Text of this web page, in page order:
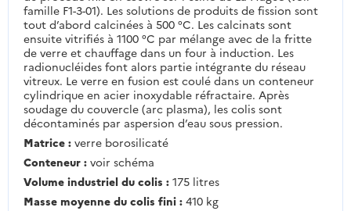
famille F1-3-01). Les solutions de produits de fission sont
tout d’abord calcinées à 500 °C. Les calcinats sont
ensuite vitrifiés à 1100 °C par mélange avec de la fritte
de verre et chauffage dans un four à induction. Les
radionucléides font alors partie intégrante du réseau
vitreux. Le verre en fusion est coulé dans un conteneur
cylindrique en acier inoxydable réfractaire. Après
soudage du couvercle (arc plasma), les colis sont
décontaminés par aspersion d’eau sous pression.
Matrice :verre borosilicaté
Conteneur :voir schéma
Volume industriel du colis :175 litres
Masse moyenne du colis fini :410 kg